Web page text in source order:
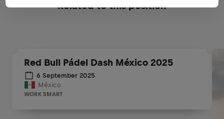
Related to this position
Red Bull Pádel Dash México 2025
6 September 2025
México
WORK SMART